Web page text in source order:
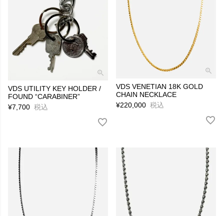
VDS UTILITY KEY HOLDER /
FOUND “CARABINER”
¥7,700 税込
VDS VENETIAN 18K GOLD
CHAIN NECKLACE
¥220,000 税込